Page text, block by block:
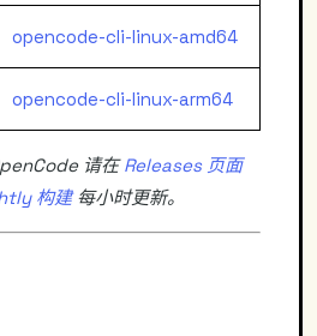
opencode-cli-linux-amd64
opencode-cli-linux-arm64
请在Releases 页面
构建每小时更新。